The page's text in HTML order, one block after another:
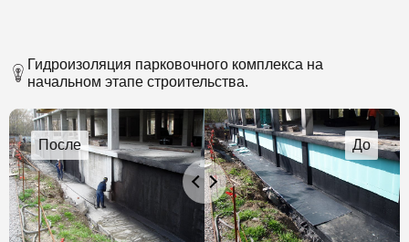
Гидроизоляция парковочного комплекса на
начальном этапе строительства.